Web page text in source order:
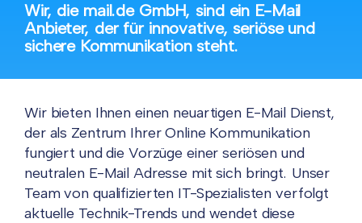
Wir, die mail.de GmbH, sind ein E-Mail
Anbieter, der für innovative, seriöse und
sichere Kommunikation steht.
Wir bieten Ihnen einen neuartigen E-Mail Dienst,
der als Zentrum Ihrer Online Kommunikation
fungiert und die Vorzüge einer seriösen und
neutralen E-Mail Adresse mit sich bringt. Unser
Team von qualifizierten IT-Spezialisten verfolgt
aktuelle Technik-Trends und wendet diese